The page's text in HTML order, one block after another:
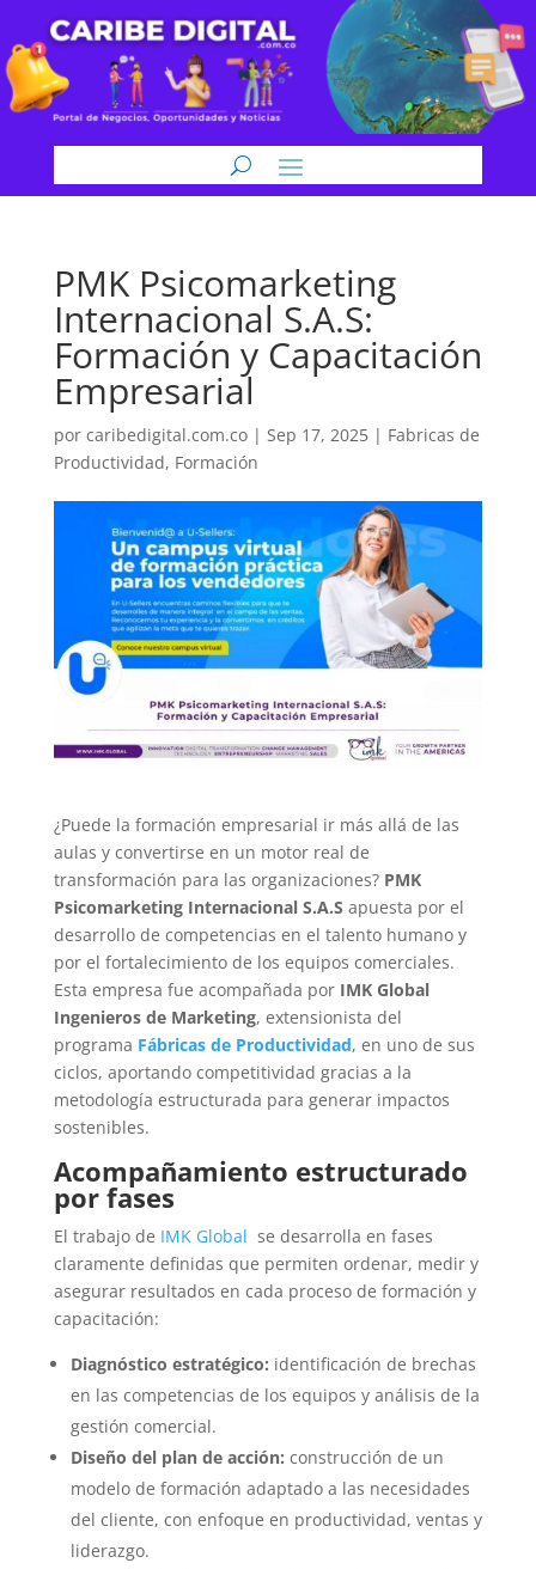
PMK Psicomarketing
Internacional S.A.S:
Formación y Capacitación
Empresarial
por caribedigital.com.co| Sep 17, 2025| Fabricas de
Productividad, Formación
¿Puede la formación empresarial ir más allá de las
aulas y convertirse en un motor real de
transformación para las organizaciones? PMK
Psicomarketing Internacional S.A.S apuesta por el
desarrollo de competencias en el talento humano y
por el fortalecimiento de los equipos comerciales.
Esta empresa fue acompañada por IMK Global
Ingenieros de Marketing, extensionista del
programa Fábricas de Productividad, en uno de sus
ciclos, aportando competitividad gracias a la
metodología estructurada para generar impactos
sostenibles.
Acompañamiento estructurado
por fases
El trabajo de IMK Global se desarrolla en fases
claramente definidas que permiten ordenar, medir y
asegurar resultados en cada proceso de formación y
capacitación:
Diagnóstico estratégico: identificación de brechas
en las competencias de los equipos y análisis de la
gestión comercial.
Diseño del plan de acción: construcción de un
modelo de formación adaptado a las necesidades
del cliente, con enfoque en productividad, ventas y
liderazgo.